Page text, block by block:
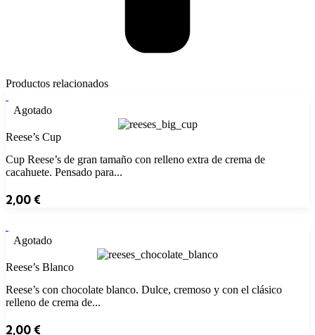
Productos relacionados
Agotado
Reese’s Cup
Cup Reese’s de gran tamaño con relleno extra de crema de
cacahuete. Pensado para...
2,00€
Agotado
Reese’s Blanco
Reese’s con chocolate blanco. Dulce, cremoso y con el clásico
relleno de crema de...
2,00€